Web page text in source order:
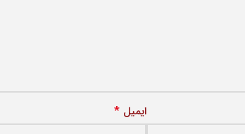
ایمیل *